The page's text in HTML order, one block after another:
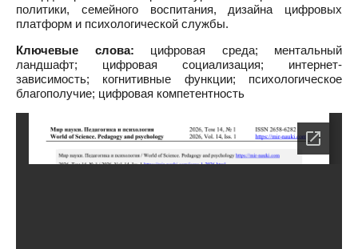
политики, семейного воспитания, дизайна цифровых
платформ и психологической службы.
Ключевые слова: цифровая среда; ментальный
ландшафт; цифровая социализация; интернет-
зависимость; когнитивные функции; психологическое
благополучие; цифровая компетентность